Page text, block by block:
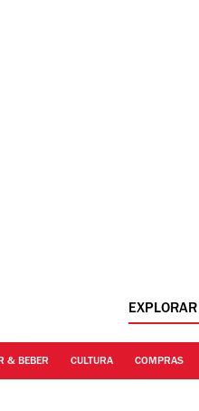
& BEBER CULTURA COMPRAS